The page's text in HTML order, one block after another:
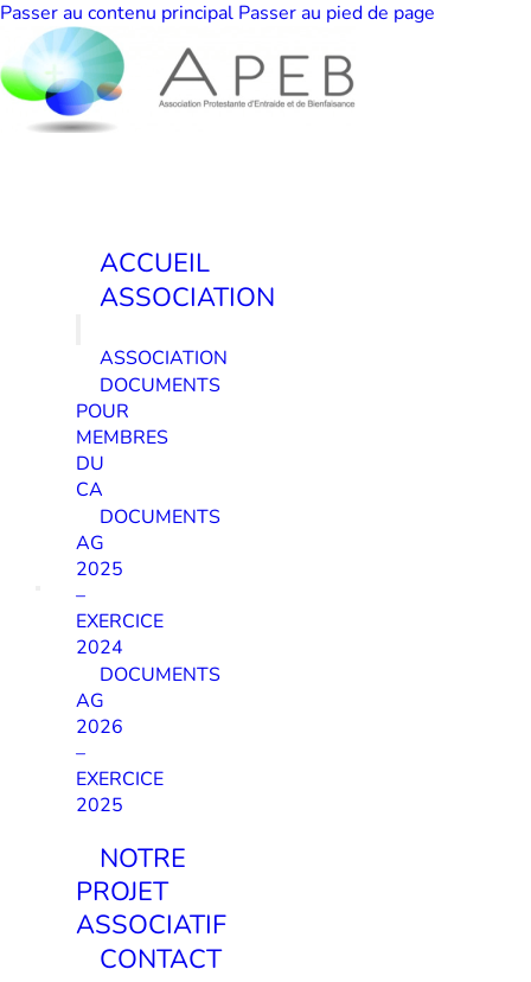
Passer au contenu principal Passer au pied de page
ACCUEIL
ASSOCIATION
ASSOCIATION
DOCUMENTS
POUR
MEMBRES
DU
CA
DOCUMENTS
AG
2025
–
EXERCICE
2024
DOCUMENTS
AG
2026
–
EXERCICE
2025
NOTRE
PROJET
ASSOCIATIF
CONTACT